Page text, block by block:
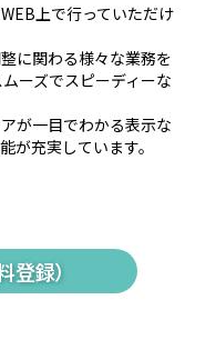
上で行っていただけ
に関わる様々な業務を
ーズでスピーディーな
が一目でわかる表示な
が充実しています。
登録）